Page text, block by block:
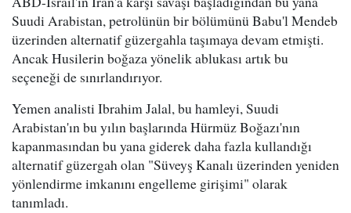
Suudi Arabistan, petrolünün bir bölümünü Babu'l Mendeb
üzerinden alternatif güzergahla taşımaya devam etmişti.
Ancak Husilerin boğaza yönelik ablukası artık bu
seçeneği de sınırlandırıyor.
Yemen analisti Ibrahim Jalal, bu hamleyi, Suudi
Arabistan'ın bu yılın başlarında Hürmüz Boğazı'nın
kapanmasından bu yana giderek daha fazla kullandığı
alternatif güzergah olan "Süveyş Kanalı üzerinden yeniden
yönlendirme imkanını engelleme girişimi" olarak
tanımladı.